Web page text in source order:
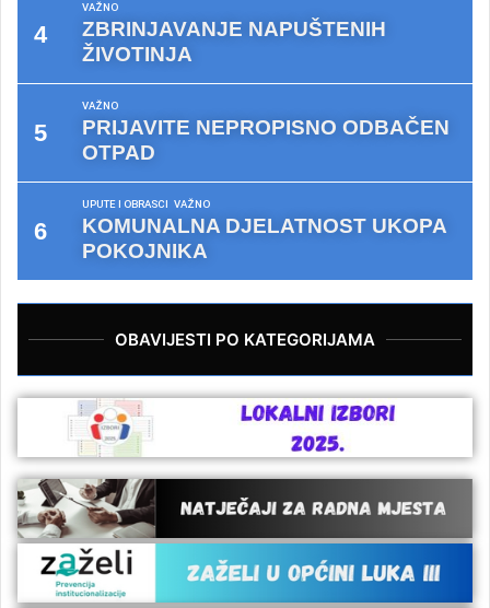
VAŽNO
ZBRINJAVANJE NAPUŠTENIH
ŽIVOTINJA
VAŽNO
PRIJAVITE NEPROPISNO ODBAČEN
OTPAD
UPUTE I OBRASCI VAŽNO
KOMUNALNA DJELATNOST UKOPA
POKOJNIKA
OBAVIJESTI PO KATEGORIJAMA